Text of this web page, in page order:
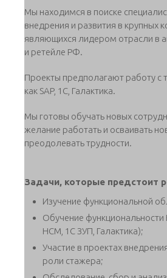
Мы находимся в поиске
внедрения и развития в крупных
являющихся лидером отрасли в
и ретейле РФ.
Проекты предполагают работу с
как SAP, 1С, Галактика.
Мы готовы обучать новых
желание работать и осваивать
преодолевать трудности.
Задачи, которые предстоит
Изучение функциональной
Обучение функциональности
HCM, 1С ЗУП, Галактика);
Участие в проектах
роли стажера;